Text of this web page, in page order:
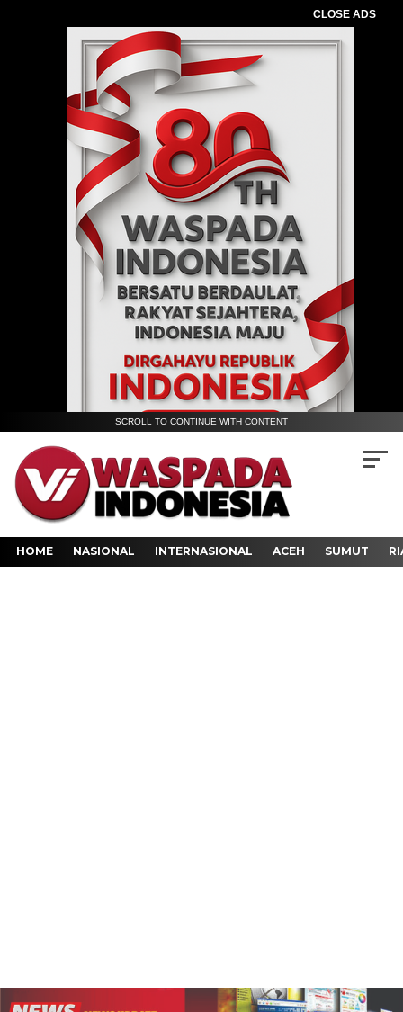
CLOSE ADS
SCROLL TO CONTINUE WITH CONTENT
HOME NASIONAL INTERNASIONAL ACEH SUMUT